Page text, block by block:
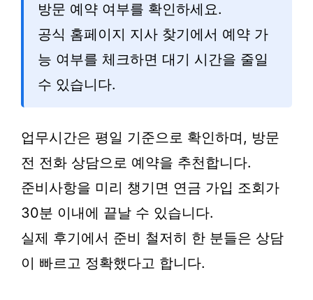
방문 예약 여부를 확인하세요.
공식 홈페이지 지사 찾기에서 예약 가
능 여부를 체크하면 대기 시간을 줄일
수 있습니다.
업무시간은 평일 기준으로 확인하며, 방문
전 전화 상담으로 예약을 추천합니다.
준비사항을 미리 챙기면 연금 가입 조회가
30분 이내에 끝날 수 있습니다.
실제 후기에서 준비 철저히 한 분들은 상담
이 빠르고 정확했다고 합니다.